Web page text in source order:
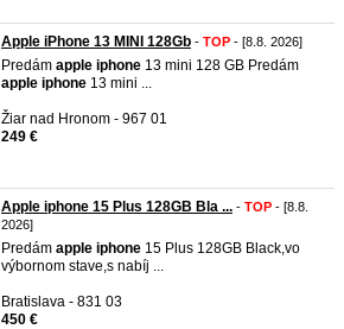
Apple iPhone 13 MINI 128Gb - TOP - [8.8. 2026]
Predám apple iphone 13 mini 128 GB Predám
apple iphone 13 mini ...
Žiar nad Hronom - 967 01
249 €
Apple iphone 15 Plus 128GB Bla ... - TOP - [8.8.
2026]
Predám apple iphone 15 Plus 128GB Black,vo
výbornom stave,s nabíj ...
Bratislava - 831 03
450 €